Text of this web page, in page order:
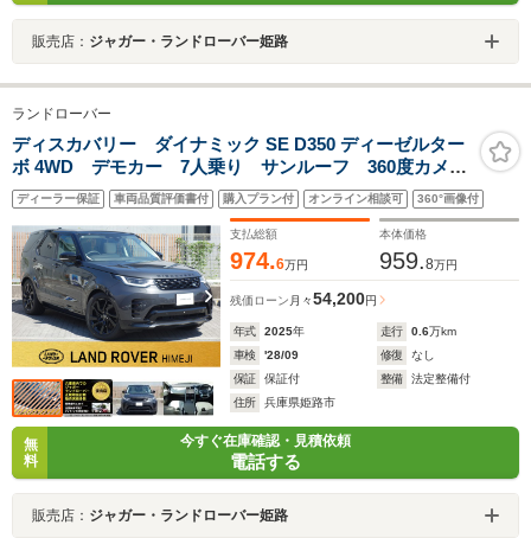
販売店： ジャガー・ランドローバー姫路
ランドローバー
ディスカバリー ダイナミック SE D350 ディーゼルター
ボ 4WD デモカー 7人乗り サンルーフ 360度カメ
ラ ワイヤレスカープレイ フロントシートヒーター
ハンドルヒーター パドルシフト エアサス 電動サイ
ドステップ フル液晶メーター 21インチアルミ
ディーラー保証 車両品質評価書付 購入プラン付 オンライン相談可 360°画像付
支払総額
974.6万円
本体価格
959.8万円
残価ローン 月々54,200円
年式 2025年 走行 0.6万km
車検
'28/09 修復
なし
保証
保証付 整備
法定整備付
住所
兵庫県姫路市
無
料
今すぐ在庫確認・見積依頼
電話する
販売店： ジャガー・ランドローバー姫路